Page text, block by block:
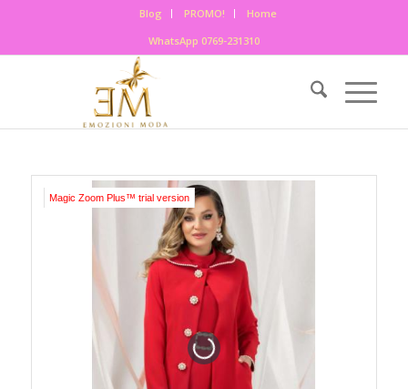
Blog PROMO!
Home
WhatsApp 0769-231310
Magic Zoom Plus™ trial version